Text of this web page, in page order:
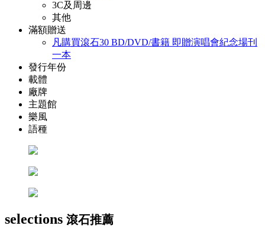
3C及周邊
其他
滿額贈送
凡購買滾石30 BD/DVD/書籍 即贈演唱會紀念場刊
一本
發行年份
載體
廠牌
主題館
樂風
語種
selections 滾石推薦